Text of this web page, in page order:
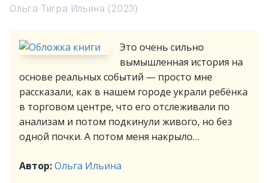
Ольга Тигра Ильина (2023)
Это очень сильно
вымышленная история на
основе реальных событий — просто мне
рассказали, как в нашем городе украли ребёнка
в торговом центре, что его отслеживали по
анализам и потом подкинули живого, но без
одной почки. А потом меня накрыло…
Автор:Ольга Ильина